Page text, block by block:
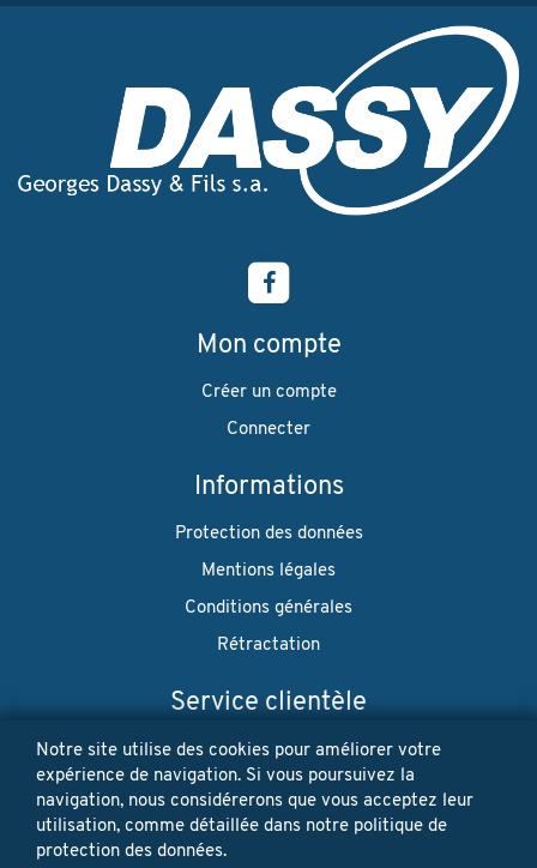
Mon compte
Créer un compte
Connecter
Informations
Protection des données
Mentions légales
Conditions générales
Rétractation
Service clientèle
Envoi
Newsletter
Notre site utilise des cookies pour améliorer votre
expérience de navigation. Si vous poursuivez la
navigation, nous considérerons que vous acceptez leur
utilisation, comme détaillée dans notre politique de
protection des données.